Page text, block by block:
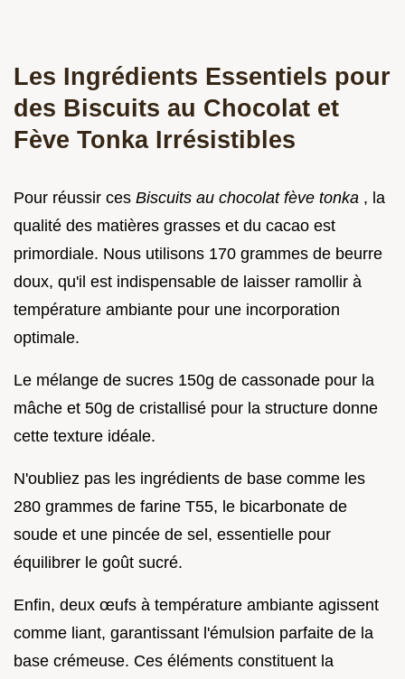
Les Ingrédients Essentiels pour
des Biscuits au Chocolat et
Fève Tonka Irrésistibles
Pour réussir ces Biscuits au chocolat fève tonka , la
qualité des matières grasses et du cacao est
primordiale. Nous utilisons 170 grammes de beurre
doux, qu'il est indispensable de laisser ramollir à
température ambiante pour une incorporation
optimale.
Le mélange de sucres 150g de cassonade pour la
mâche et 50g de cristallisé pour la structure donne
cette texture idéale.
N'oubliez pas les ingrédients de base comme les
280 grammes de farine T55, le bicarbonate de
soude et une pincée de sel, essentielle pour
équilibrer le goût sucré.
Enfin, deux œufs à température ambiante agissent
comme liant, garantissant l'émulsion parfaite de la
base crémeuse. Ces éléments constituent la